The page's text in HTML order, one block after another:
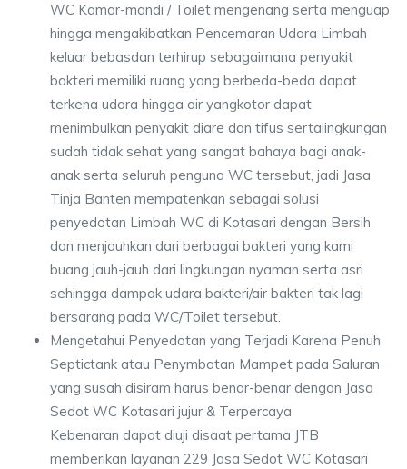
WC Kamar-mandi / Toilet mengenang serta menguap
hingga mengakibatkan Pencemaran Udara Limbah
keluar bebasdan terhirup sebagaimana penyakit
bakteri memiliki ruang yang berbeda-beda dapat
terkena udara hingga air yangkotor dapat
menimbulkan penyakit diare dan tifus sertalingkungan
sudah tidak sehat yang sangat bahaya bagi anak-
anak serta seluruh penguna WC tersebut, jadi Jasa
Tinja Banten mempatenkan sebagai solusi
penyedotan Limbah WC di Kotasari dengan Bersih
dan menjauhkan dari berbagai bakteri yang kami
buang jauh-jauh dari lingkungan nyaman serta asri
sehingga dampak udara bakteri/air bakteri tak lagi
bersarang pada WC/Toilet tersebut.
Mengetahui Penyedotan yang Terjadi Karena Penuh
Septictank atau Penymbatan Mampet pada Saluran
yang susah disiram harus benar-benar dengan Jasa
Sedot WC Kotasari jujur & Terpercaya
Kebenaran dapat diuji disaat pertama JTB
memberikan layanan 229 Jasa Sedot WC Kotasari